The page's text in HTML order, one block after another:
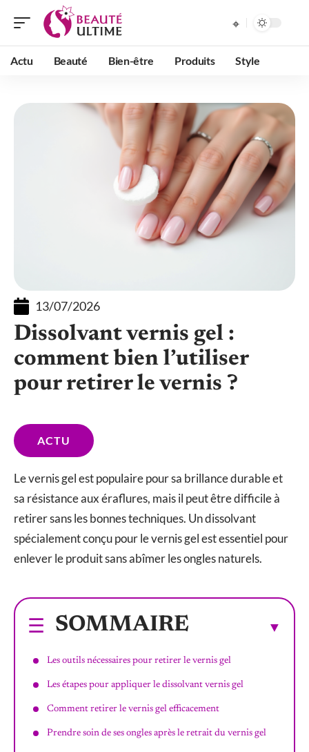
Actu Beauté Bien-être Produits Style
13/07/2026
Dissolvant vernis gel :
comment bien l’utiliser
pour retirer le vernis ?
ACTU
Le vernis gel est populaire pour sa brillance durable et
sa résistance aux éraflures, mais il peut être difficile à
retirer sans les bonnes techniques. Un dissolvant
spécialement conçu pour le vernis gel est essentiel pour
enlever le produit sans abîmer les ongles naturels.
SOMMAIRE
Les outils nécessaires pour retirer le vernis gel
Les étapes pour appliquer le dissolvant vernis gel
Comment retirer le vernis gel efficacement
Prendre soin de ses ongles après le retrait du vernis gel